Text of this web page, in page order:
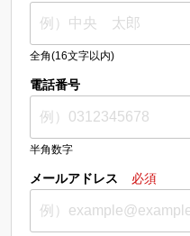
全角(16文字以内)
電話番号
半角数字
メールアドレス 必須